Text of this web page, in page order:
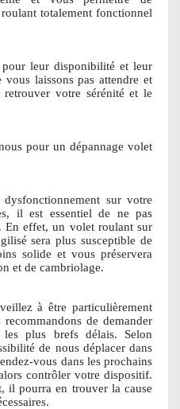
totalement fonctionnel
pour leur disponibilité et leur
laissons pas attendre et
votre sérénité et le
pour un dépannage volet
sur votre
il est essentiel de ne pas
En effet, un volet roulant sur
sera plus susceptible de
solide et vous préservera
et de cambriolage.
à être particulièrement
de demander
plus brefs délais. Selon
de nous déplacer dans
vous dans les prochains
contrôler votre dispositif.
il pourra en trouver la cause